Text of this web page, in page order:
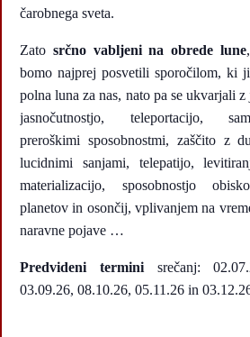
čarobnega sveta.
Zato srčno vabljeni na obrede lune
bomo najprej posvetili sporočilom, ki
polna luna za nas, nato pa se ukvarjali z
jasnočutnostjo, teleportacijo,
preroškimi sposobnostmi, zaščito z
lucidnimi sanjami, telepatijo,
materializacijo, sposobnostjo
planetov in osončij, vplivanjem na
naravne pojave …
Predvideni termini srečanj:
03.09.26, 08.10.26, 05.11.26 in